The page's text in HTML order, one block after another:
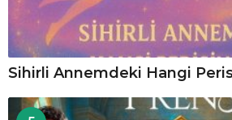
Sihirli Annemdeki Hangi